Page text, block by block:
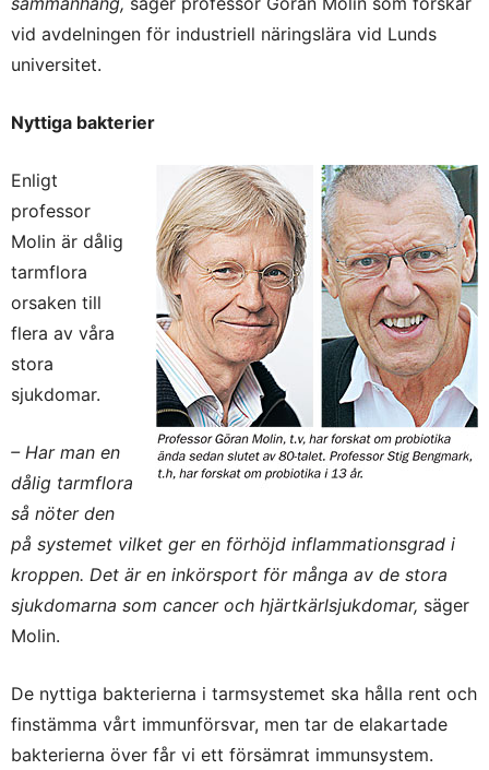
vid avdelningen för industriell näringslära vid Lunds
universitet.
Nyttiga bakterier
Enligt
professor
Molin är dålig
tarmflora
orsaken till
flera av våra
stora
sjukdomar.
– Har man en
dålig tarmflora
så nöter den
på systemet vilket ger en förhöjd inflammationsgrad i
kroppen. Det är en inkörsport för många av de stora
sjukdomarna som cancer och hjärtkärlsjukdomar, säger
Molin.
De nyttiga bakterierna i tarmsystemet ska hålla rent och
finstämma vårt immunförsvar, men tar de elakartade
bakterierna över får vi ett försämrat immunsystem.